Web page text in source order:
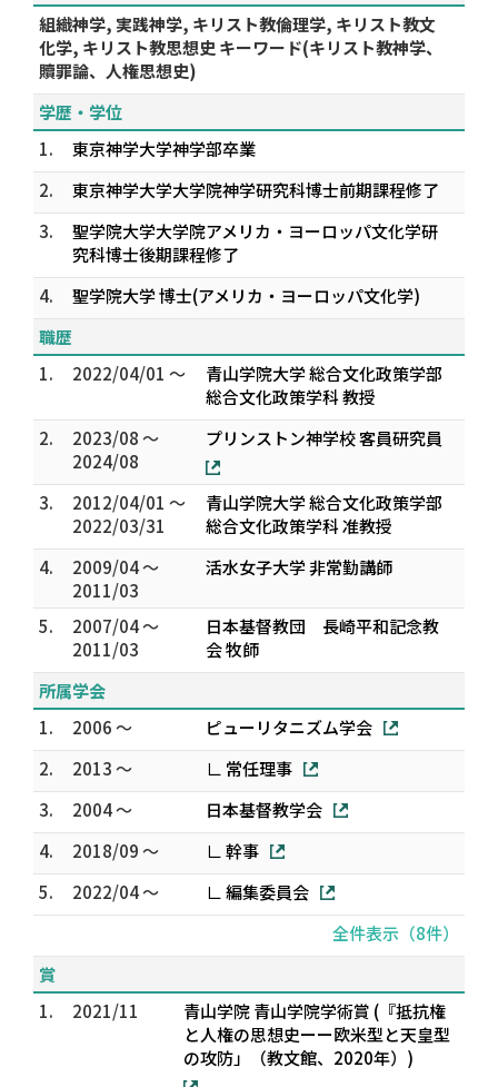
組織神学, 実践神学, キリスト教倫理学, キリスト教文
化学, キリスト教思想史 キーワード(キリスト教神学、
贖罪論、人権思想史)
学歴・学位
1.
東京神学大学神学部卒業
2.
東京神学大学大学院神学研究科博士前期課程修了
3.
聖学院大学大学院アメリカ・ヨーロッパ文化学研
究科博士後期課程修了
4.
聖学院大学 博士(アメリカ・ヨーロッパ文化学)
職歴
1.
2022/04/01 ～
青山学院大学 総合文化政策学部
総合文化政策学科 教授
2.
2023/08 ～
2024/08
プリンストン神学校 客員研究員
3.
2012/04/01 ～
2022/03/31
青山学院大学 総合文化政策学部
総合文化政策学科 准教授
4.
2009/04 ～
2011/03
活水女子大学 非常勤講師
5.
2007/04 ～
2011/03
日本基督教団 長崎平和記念教
会 牧師
所属学会
1.
2006 ～
ピューリタニズム学会
2.
2013 ～
∟ 常任理事
3.
2004 ～
日本基督教学会
4.
2018/09 ～
∟ 幹事
5.
2022/04 ～
∟ 編集委員会
全件表示（8件）
賞
1.
2021/11
青山学院 青山学院学術賞 (『抵抗権
と人権の思想史ーー欧米型と天皇型
の攻防」（教文館、2020年）)